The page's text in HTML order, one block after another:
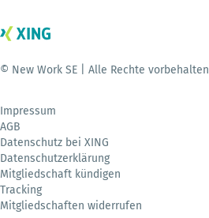
© New Work SE | Alle Rechte vorbehalten
Impressum
AGB
Datenschutz bei XING
Datenschutzerklärung
Mitgliedschaft kündigen
Tracking
Mitgliedschaften widerrufen